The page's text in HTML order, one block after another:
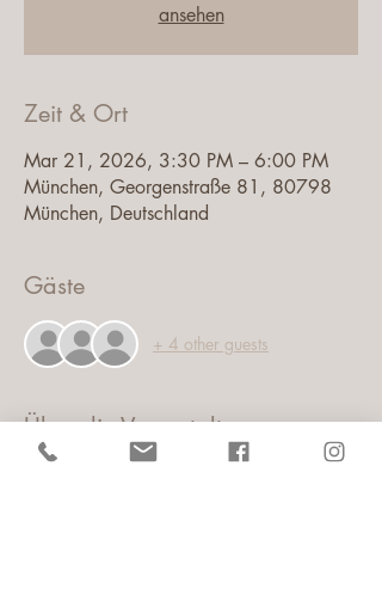
ansehen
Zeit & Ort
Mar 21, 2026, 3:30 PM – 6:00 PM
München, Georgenstraße 81, 80798
München, Deutschland
Gäste
+ 4 other guests
Über die Veranstaltung